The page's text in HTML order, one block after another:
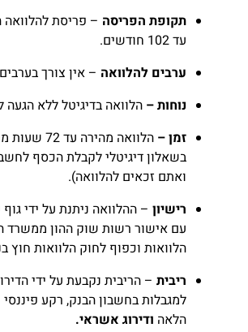
תקופת הפריסה – פריסת
עד 102 חודשים.
ערבים להלוואה – אין צורך
נוחות – הלוואה בדיגיטל ללא הגעה
זמן –
הלוואה מהירה
בשאלון דיגיטלי לקבלת הכסף
ואתם זכאים להלוואה).
רישיון – ההלוואה ניתנת על ידי
עם אישור רשות שוק ההון ממשרד
הלוואות וכפוף לחוק הלוואות חוץ
ריבית – הריבית נקבעת על ידי
למגבלות בחשבון הבנק, רקע פיננסי
הלאה ודירוג אשראי.